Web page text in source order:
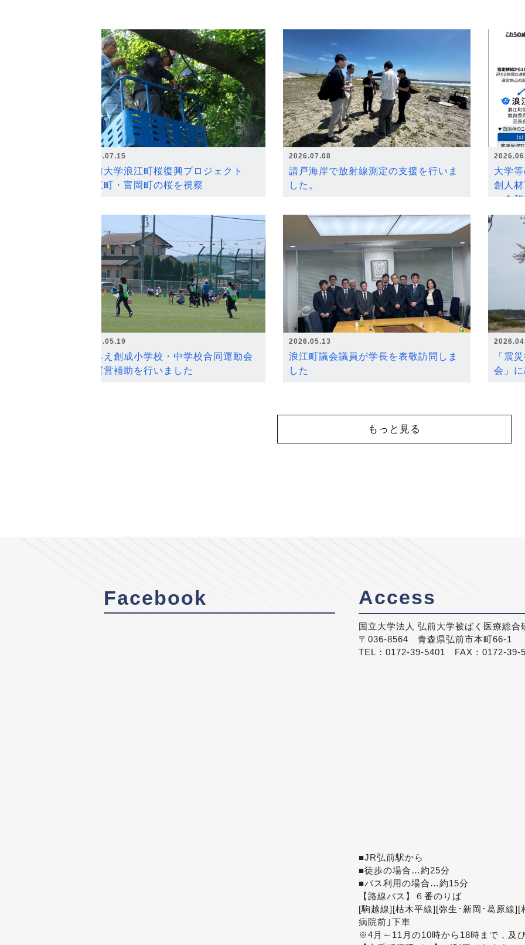
2026.07.15
弘前大学浪江町桜復興プロジェクト
浪江町・富岡町の桜を視察
2026.07.08
請戸海岸で放射線測定の支援を行いま
した。
大学
創人
～令
2026.05.19
なみえ創成小学校・中学校合同運動会
の運営補助を行いました
2026.05.13
浪江町議会議員が学長を表敬訪問しま
した
「震
会」
もっと見る
Facebook Access
国立大学法人 弘前大学被ばく医療総合
〒036-8564 青森県弘前市本町66-1
TEL：0172-39-5401 FAX：0172-39-
■JR弘前駅から
■徒歩の場合…約25分
■バス利用の場合…約15分
【路線バス】６番のりば
[駒越線][枯木平線][弥生･新岡･葛原線
病院前｣下車
※4月～11月の10時から18時まで，及